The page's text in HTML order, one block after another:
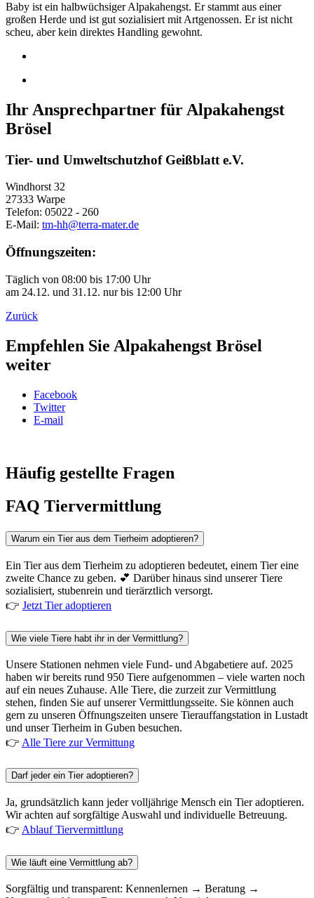
Baby ist ein halbwüchsiger Alpakahengst. Er stammt aus einer
großen Herde und ist gut sozialisiert mit Artgenossen. Er ist nicht
scheu, aber kein direktes Handling gewohnt.
Ihr Ansprechpartner für Alpakahengst
Brösel
Tier- und Umweltschutzhof Geißblatt e.V.
Windhorst 32
27333 Warpe
Telefon: 05022 - 260
E-Mail: tm-hh@terra-mater.de
Öffnungszeiten:
Täglich von 08:00 bis 17:00 Uhr
am 24.12. und 31.12. nur bis 12:00 Uhr
Zurück
Empfehlen Sie Alpakahengst Brösel
weiter
Facebook
Twitter
E-mail
Häufig gestellte Fragen
FAQ Tiervermittlung
Warum ein Tier aus dem Tierheim adoptieren?
Ein Tier aus dem Tierheim zu adoptieren bedeutet, einem Tier eine
zweite Chance zu geben. 💕 Darüber hinaus sind unserer Tiere
sozialisiert, stubenrein und tierärztlich versorgt.
👉 Jetzt Tier adoptieren
Wie viele Tiere habt ihr in der Vermittlung?
Unsere Stationen nehmen viele Fund- und Abgabetiere auf. 2025
haben wir bereits rund 950 Tiere aufgenommen – viele warten noch
auf ein neues Zuhause. Alle Tiere, die zurzeit zur Vermittlung
stehen, finden Sie auf unserer Vermittlungsseite. Sie können auch
gern zu unseren Öffnungszeiten unsere Tierauffangstation in Lustadt
und unser Tierheim in Guben besuchen.
👉 Alle Tiere zur Vermittung
Darf jeder ein Tier adoptieren?
Ja, grundsätzlich kann jeder volljährige Mensch ein Tier adoptieren.
Wir achten auf sorgfältige Auswahl und individuelle Betreuung.
👉 Ablauf Tiervermittlung
Wie läuft eine Vermittlung ab?
Sorgfältig und transparent: Kennenlernen → Beratung →